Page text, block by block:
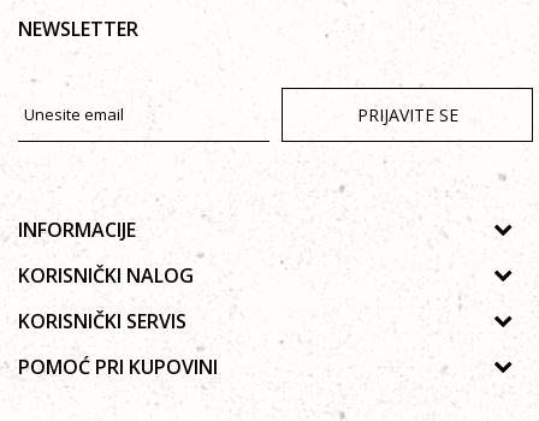
NEWSLETTER
PRIJAVITE SE
INFORMACIJE
O nama
Galerija
Saradnja
KORISNIČKI NALOG
Uputstvo za registraciju
Zaboravljena lozinka
Poručivanje
KORISNIČKI SERVIS
Politika privatnosti
Autorska prava
POMOĆ PRI KUPOVINI
Kako kupiti online?